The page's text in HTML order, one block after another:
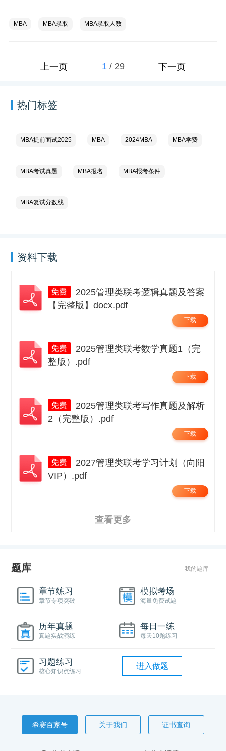
MBA MBA录取 MBA录取人数
上一页 1 / 29 下一页
热门标签
MBA提前面试2025 MBA 2024MBA MBA学费
MBA考试真题 MBA报名 MBA报考条件
MBA复试分数线
资料下载
【完整版】docx.pdf
下载
整版）.pdf
下载
2（完整版）.pdf
下载
VIP）.pdf
下载
查看更多
题库 我的题库
章节练习
章节专项突破
模拟考场
海量免费试题
历年真题
真题实战演练
每日一练
每天10题练习
习题练习
核心知识点练习
进入做题
希赛百家号 关于我们 证书查询